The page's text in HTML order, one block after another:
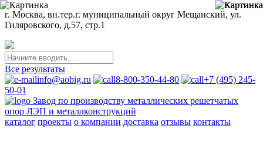
г. Москва, вн.тер.г. муниципальный округ Мещанский, ул.
Гиляровского, д.57, стр.1
Все результаты
info@aobig.ru
8-800-350-44-80
+7 (495) 245-
50-01
Завод по производству металлических решетчатых
опор ЛЭП и металлконструкций
каталог проекты о компании доставка отзывы контакты